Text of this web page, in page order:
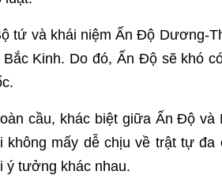
tứ và khái niệm Ấn Độ Dương-
Kinh. Do đó, Ấn Độ sẽ khó
cầu, khác biệt giữa Ấn Độ
không mấy dễ chịu về trật tự
ý tưởng khác nhau.